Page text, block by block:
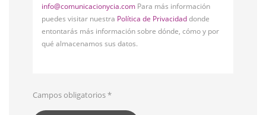
info@comunicacionycia.com Para más información
puedes visitar nuestra Política de Privacidaddonde
entontarás más información sobre dónde, cómo y por
qué almacenamos sus datos.
Campos obligatorios*